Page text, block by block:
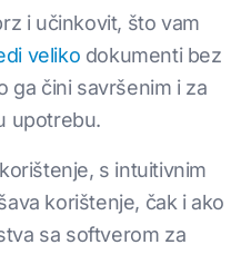
i učinkovit, što vam
veliko dokumenti bez
ga čini savršenim i za
upotrebu.
s intuitivnim
korištenje, čak i ako
sa softverom za